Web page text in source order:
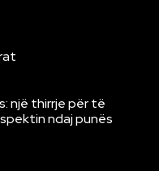
një thirrje për të
ndaj punës